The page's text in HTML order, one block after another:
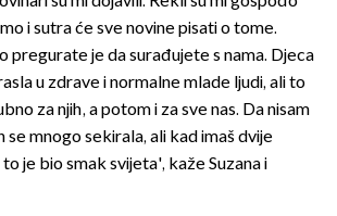
i sutra će sve novine pisati o tome.
pregurate je da surađujete s nama. Djeca
u zdrave i normalne mlade ljudi, ali to
za njih, a potom i za sve nas. Da nisam
se mnogo sekirala, ali kad imaš dvije
je bio smak svijeta', kaže Suzana i